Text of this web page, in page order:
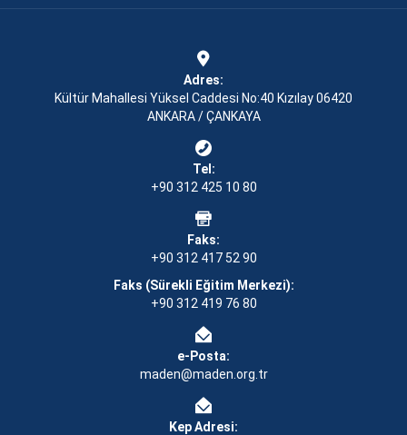
Adres:
Kültür Mahallesi Yüksel Caddesi No:40 Kızılay 06420
ANKARA / ÇANKAYA
Tel:
+90 312 425 10 80
Faks:
+90 312 417 52 90
Faks (Sürekli Eğitim Merkezi):
+90 312 419 76 80
e-Posta:
maden@maden.org.tr
Kep Adresi: